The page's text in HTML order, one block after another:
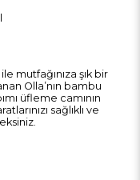
mutfağınıza şık bir
Olla’nın bambu
üfleme camının
sağlıklı ve